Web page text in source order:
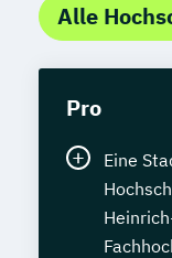
Alle
Pro
Eine